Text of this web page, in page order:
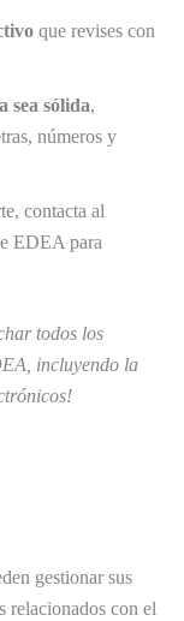
que revises con
sea sólida,
números y
contacta al
EDEA para
todos los
incluyendo la
gestionar sus
relacionados con el